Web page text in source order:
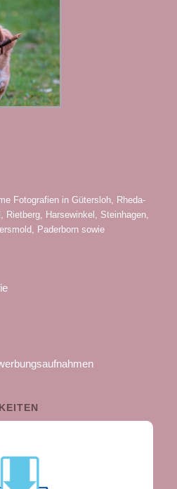
Fotografien in Gütersloh, Rheda-
Rietberg, Harsewinkel, Steinhagen,
Paderborn sowie